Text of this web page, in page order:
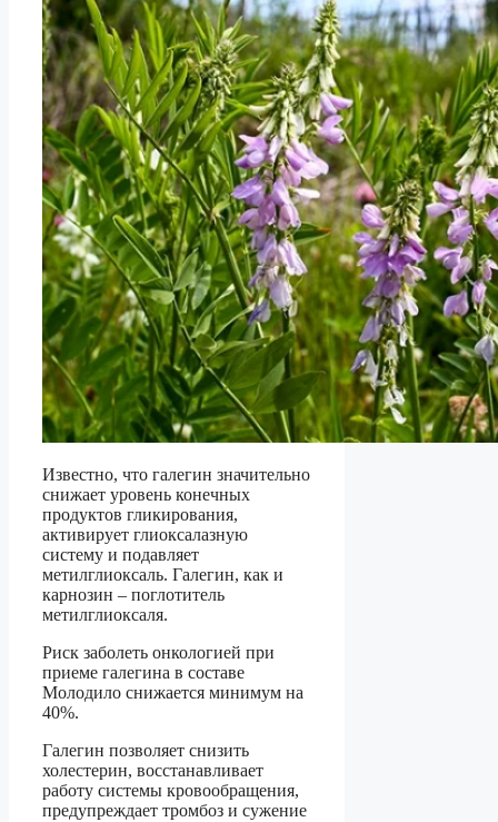
Известно, что галегин значительно
снижает уровень конечных
продуктов гликирования,
активирует глиоксалазную
систему и подавляет
метилглиоксаль. Галегин, как и
карнозин – поглотитель
метилглиоксаля.
Риск заболеть онкологией при
приеме галегина в составе
Молодило снижается минимум на
40%.
Галегин позволяет снизить
холестерин, восстанавливает
работу системы кровообращения,
предупреждает тромбоз и сужение